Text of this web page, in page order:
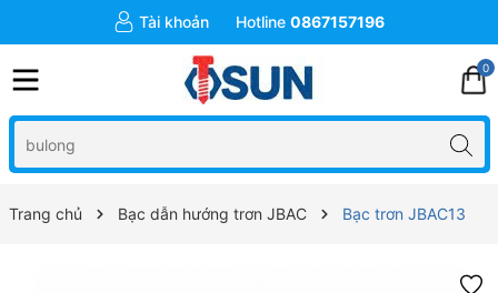
Tài khoản Hotline 0867157196
0
Trang chủ Bạc dẫn hướng trơn JBAC Bạc trơn JBAC13